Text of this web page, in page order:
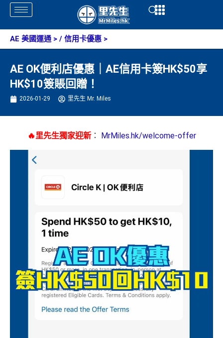
Skip
content
Open
AE 美國運通 > / 信用卡優惠 >
AE OK便利店優惠｜AE信用卡簽HK$50享
HK$10簽賬回贈！
2026-01-29 里先生 Mr. Miles
🔥里先生獨家迎新： MrMiles.hk/welcome-offer